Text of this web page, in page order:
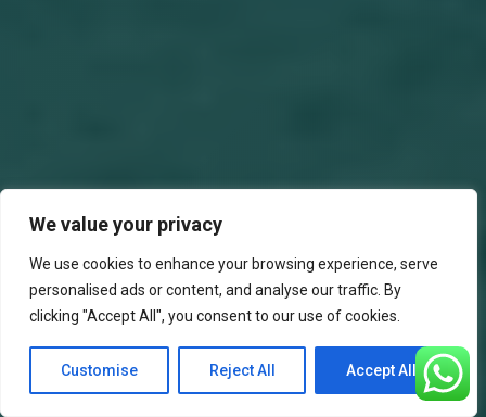
We value your privacy
We use cookies to enhance your browsing experience, serve
personalised ads or content, and analyse our traffic. By
clicking "Accept All", you consent to our use of cookies.
Customise Reject All Accept All